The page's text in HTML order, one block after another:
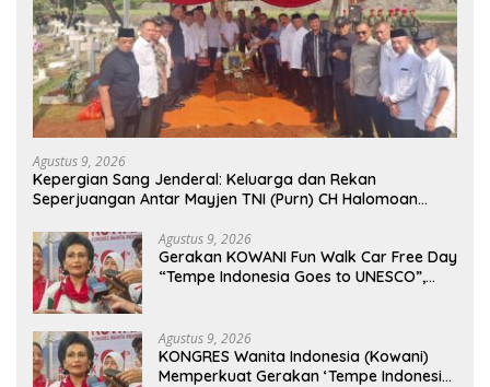
Agustus 9, 2026
Kepergian Sang Jenderal: Keluarga dan Rekan
Seperjuangan Antar Mayjen TNI (Purn) CH Halomoan
Agustus 9, 2026
Gerakan KOWANI Fun Walk Car Free Day
“Tempe Indonesia Goes to UNESCO”,
Agustus 9, 2026
KONGRES Wanita Indonesia (Kowani)
Memperkuat Gerakan ‘Tempe Indonesia